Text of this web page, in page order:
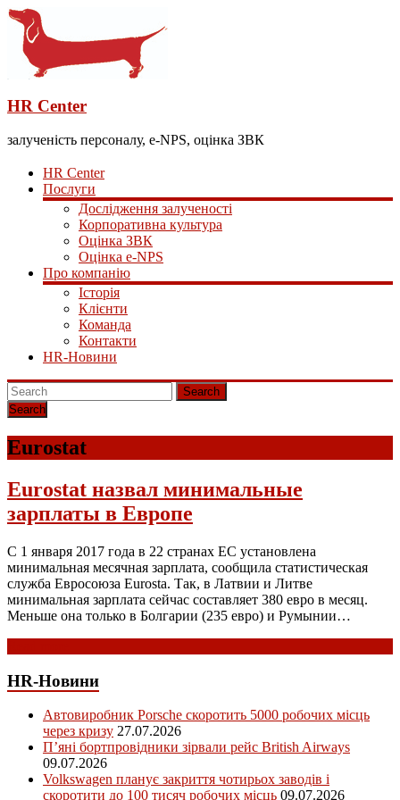
HR Center
залученість персоналу, e-NPS, оцінка ЗВК
HR Center
Послуги
Дослідження залученості
Корпоративна культура
Оцінка ЗВК
Оцінка e-NPS
Про компанію
Історія
Клієнти
Команда
Контакти
HR-Новини
Search
Eurostat
Eurostat назвал минимальные
зарплаты в Европе
С 1 января 2017 года в 22 странах ЕС установлена
минимальная месячная зарплата, сообщила статистическая
служба Евросоюза Eurosta. Так, в Латвии и Литве
минимальная зарплата сейчас составляет 380 евро в месяц.
Меньше она только в Болгарии (235 евро) и Румынии…
HR-Новини
Автовиробник Porsche скоротить 5000 робочих місць
через кризу 27.07.2026
П’яні бортпровідники зірвали рейс British Airways
09.07.2026
Volkswagen планує закриття чотирьох заводів і
скоротити до 100 тисяч робочих місць 09.07.2026